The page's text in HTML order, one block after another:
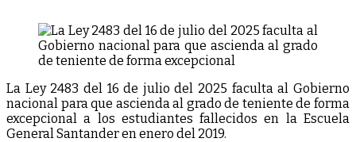
​La Ley 2483 del 16 de julio del 2025 faculta al Gobierno
nacional para que ascienda al grado de teniente de forma
excepcional a los estudiantes fallecidos en la Escuela
General Santander en enero del​ 2019.